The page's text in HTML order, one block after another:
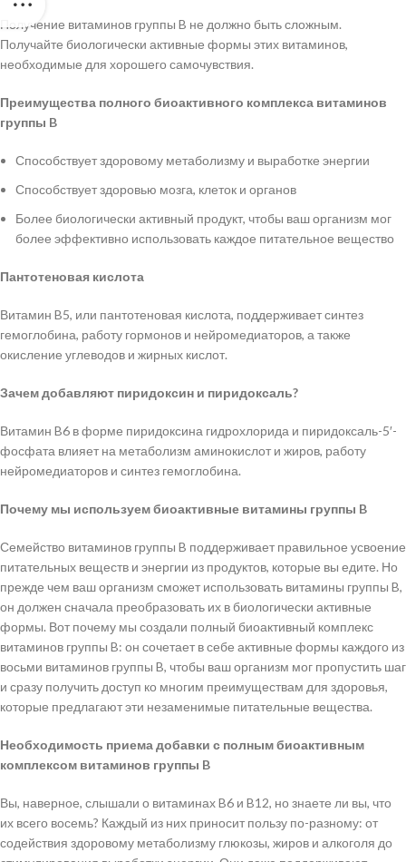
Получение витаминов группы B не должно быть сложным.
Получайте биологически активные формы этих витаминов,
необходимые для хорошего самочувствия.
Преимущества полного биоактивного комплекса витаминов
группы B
Способствует здоровому метаболизму и выработке энергии
Способствует здоровью мозга, клеток и органов
Более биологически активный продукт, чтобы ваш организм мог
более эффективно использовать каждое питательное вещество
Пантотеновая кислота
Витамин B5, или пантотеновая кислота, поддерживает синтез
гемоглобина, работу гормонов и нейромедиаторов, а также
окисление углеводов и жирных кислот.
Зачем добавляют пиридоксин и пиридоксаль?
Витамин B6 в форме пиридоксина гидрохлорида и пиридоксаль-5′-
фосфата влияет на метаболизм аминокислот и жиров, работу
нейромедиаторов и синтез гемоглобина.
Почему мы используем биоактивные витамины группы B
Семейство витаминов группы B поддерживает правильное усвоение
питательных веществ и энергии из продуктов, которые вы едите. Но
прежде чем ваш организм сможет использовать витамины группы B,
он должен сначала преобразовать их в биологически активные
формы. Вот почему мы создали полный биоактивный комплекс
витаминов группы B: он сочетает в себе активные формы каждого из
восьми витаминов группы B, чтобы ваш организм мог пропустить шаг
и сразу получить доступ ко многим преимуществам для здоровья,
которые предлагают эти незаменимые питательные вещества.
Необходимость приема добавки с полным биоактивным
комплексом витаминов группы B
Вы, наверное, слышали о витаминах B6 и B12, но знаете ли вы, что
их всего восемь? Каждый из них приносит пользу по-разному: от
содействия здоровому метаболизму глюкозы, жиров и алкоголя до